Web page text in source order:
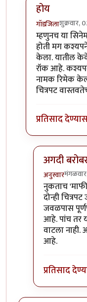
होय
गॉडजिलाशुक्रवार,
In reply to
म्हणुनच या
होती मग
केला. यातील
रॉक आहे.
नामक रिमेक
चित्रपट
प्रतिसाद
अगदी
अनुस्वार
In reply to
नुकताच
दोन्ही
जवळपास
आहे. पांच तर
वाटला
आहे.
प्रतिसाद